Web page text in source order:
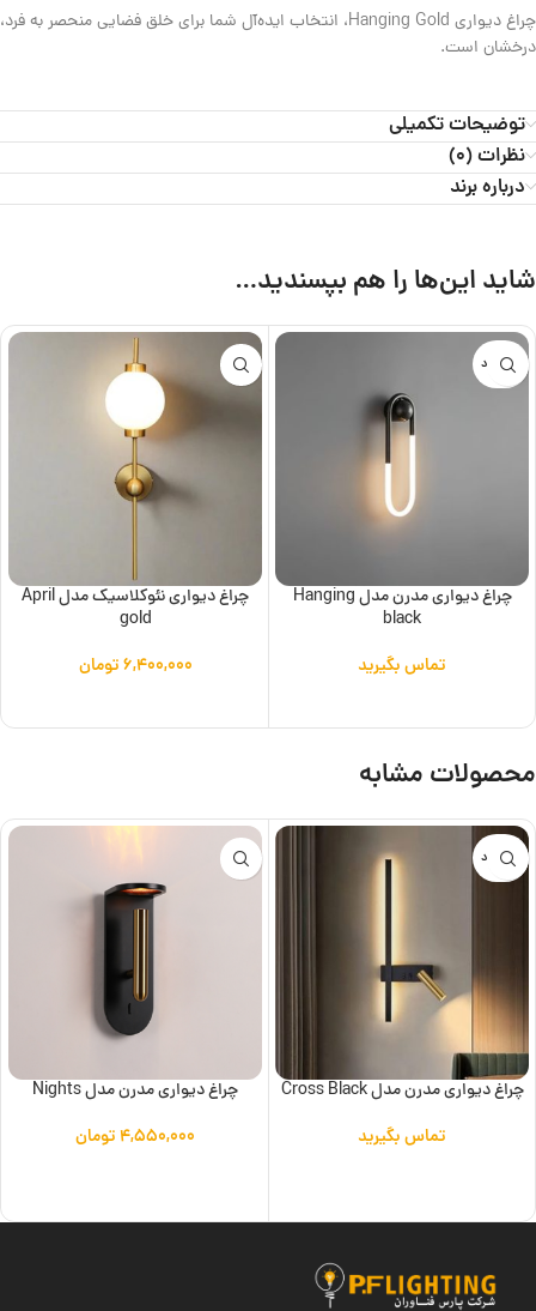
چراغ دیواری Hanging Gold، انتخاب ایده‌آل شما برای خلق فضایی منحصر به فرد،
درخشان است.
توضیحات تکمیلی
نظرات (0)
درباره برند
شاید این‌ها را هم بپسندید…
ناموجود
چراغ دیواری مدرن مدل Hanging
black
تماس بگیرید
چراغ دیواری نئوکلاسیک مدل April
gold
۶,۴۰۰,۰۰۰تومان
محصولات مشابه
ناموجود
چراغ دیواری مدرن مدل Cross Black
تماس بگیرید
چراغ دیواری مدرن مدل Nights
۴,۵۵۰,۰۰۰تومان